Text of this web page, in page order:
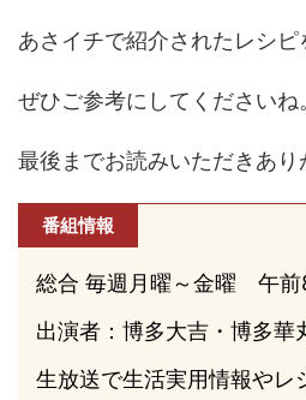
あさイチで紹介されたレシピ
ぜひご参考にしてくださいね
最後までお読みいただきあり
番組情報
総合 毎週月曜～金曜 午前
出演者：博多大吉・博多華
生放送で生活実用情報やレ